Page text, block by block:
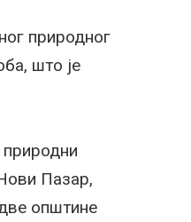
природног
што је
Пазар,
општине